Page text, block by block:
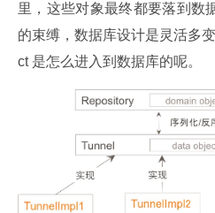
里，这些对象最终都要落到数
的束缚，数据库设计是灵活多
ct 是怎么进入到数据库的呢。